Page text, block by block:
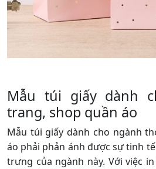
Mẫu túi giấy dành
trang, shop quần áo
Mẫu túi giấy dành cho ngành
áo phải phản ánh được sự tinh
trưng của ngành này. Với việc